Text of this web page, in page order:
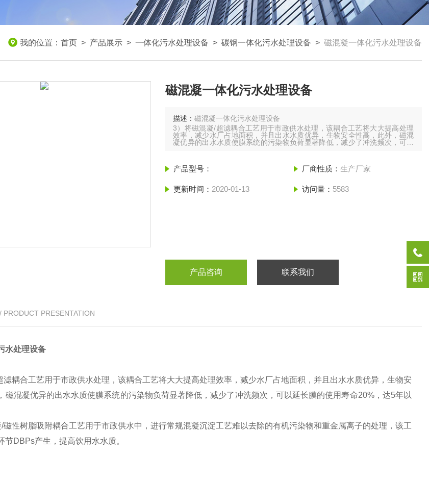
我的位置： 首页 > 产品展示 > 一体化污水处理设备 > 碳钢一体化污水处理设备 > 磁混凝一体化污水处理设备
磁混凝一体化污水处理设备
描述：磁混凝一体化污水处理设备
3）将磁混凝/超滤耦合工艺用于市政供水处理，该耦合工艺将大大提高处理
效率，减少水厂占地面积，并且出水水质优异，生物安全性高，此外，磁混
凝优异的出水水质使膜系统的污染物负荷显著降低，减少了冲洗频次，可以
（4）将磁混凝/磁性树脂吸附耦合工艺用于市政供水中，进行常规混凝沉淀
工艺难以去除的有机污染物和重金属离子的处理，该工艺可减少消毒环节D
产品型号： 厂商性质： 生产厂家
更新时间： 2020-01-13 访问量： 5583
产品咨询 联系我们
/ PRODUCT PRESENTATION
水处理设备
滤耦合工艺用于市政供水处理，该耦合工艺将大大提高处理效率，减少水厂占地面积，并且出水水质优异，生物安
磁混凝优异的出水水质使膜系统的污染物负荷显著降低，减少了冲洗频次，可以延长膜的使用寿命20%，达5年以
/磁性树脂吸附耦合工艺用于市政供水中，进行常规混凝沉淀工艺难以去除的有机污染物和重金属离子的处理，该工
节DBPs产生，提高饮用水水质。